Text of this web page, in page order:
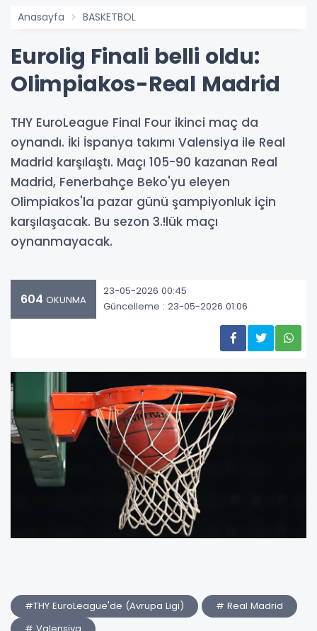
Anasayfa BASKETBOL
Eurolig Finali belli oldu:
Olimpiakos-Real Madrid
THY EuroLeague Final Four ikinci maç da
oynandı. İki İspanya takımı Valensiya ile Real
Madrid karşılaştı. Maçı 105-90 kazanan Real
Madrid, Fenerbahçe Beko'yu eleyen
Olimpiakos'la pazar günü şampiyonluk için
karşılaşacak. Bu sezon 3.!lük maçı
oynanmayacak.
604 OKUNMA
23-05-2026 00:45
Güncelleme : 23-05-2026 01:06
#THY EuroLeague'de (Avrupa Ligi)
# Real Madrid